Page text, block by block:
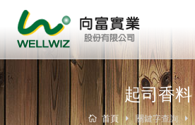
起司香料
首頁 關鍵字查詢